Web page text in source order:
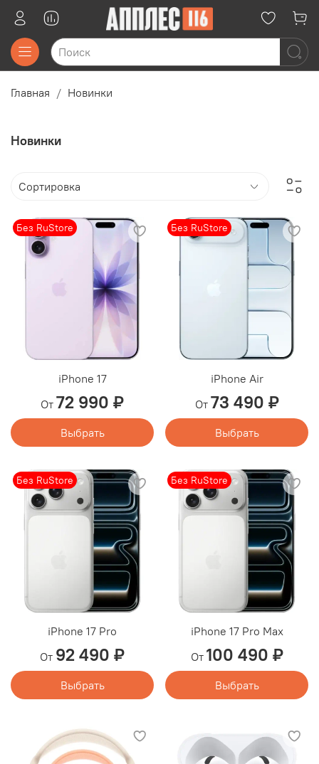
Главная Новинки
Новинки
Без RuStore
iPhone 17
От 72 990 ₽
Выбрать
Без RuStore
iPhone Air
От 73 490 ₽
Выбрать
Без RuStore
iPhone 17 Pro
От 92 490 ₽
Выбрать
Без RuStore
iPhone 17 Pro Max
От 100 490 ₽
Выбрать